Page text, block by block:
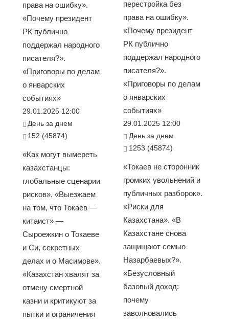
права на ошибку».
«Почему президент
РК публично
поддержал народного
писателя?».
«Приговоры по делам
о январских
событиях»
29.01.2025 12:00
День за днем
152 (45874)
«Как могут вымереть
казахстанцы:
глобальные сценарии
рисков». «Выезжаем
на том, что Токаев —
китаист» —
Сыроежкин о Токаеве
и Си, секретных
делах и о Масимове».
«Казахстан хвалят за
отмену смертной
казни и критикуют за
пытки и ограничения
перестройка без
права на ошибку».
«Почему президент
РК публично
поддержал народного
писателя?».
«Приговоры по делам
о январских
событиях»
29.01.2025 12:00
День за днем
1253 (45874)
«Токаев не сторонник
громких увольнений и
публичных разборок».
«Риски для
Казахстана». «В
Казахстане снова
защищают семью
Назарбаевых?».
«Безусловный
базовый доход:
почему
заволновались